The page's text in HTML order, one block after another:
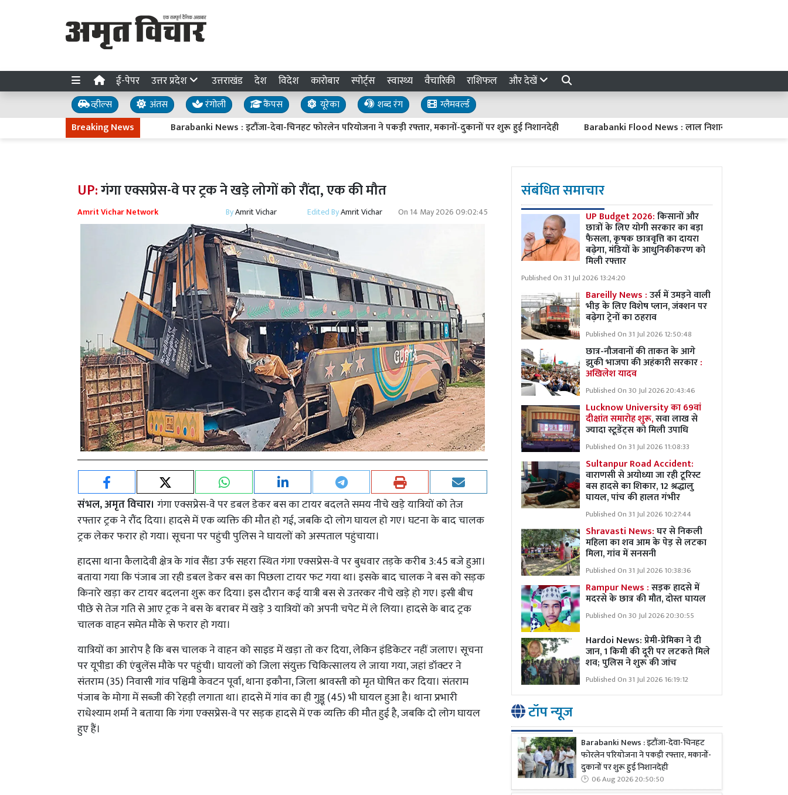
ई-पेपर उत्तर प्रदेश उत्तराखंड देश विदेश कारोबार स्पोर्ट्स स्वास्थ्य वैचारिकी राशिफल और देखें
व्हील्स अंतस रंगोली कैंपस यूरेका शब्द रंग
ग्लैमवर्ल्ड
Breaking News
Barabanki News : इटौंजा-देवा-चिनहट फोरलेन परियोजना ने पकड़ी रफ्तार, मकानों-दुकानों पर शुरू हुई निशानदेही Barabanki Flood News : लाल निशान से 14 सेमी ऊपर सरयू
UP:गंगा एक्सप्रेस-वे पर ट्रक ने खड़े लोगों को रौंदा, एक की मौत
Amrit Vichar Network ByAmrit Vichar Edited ByAmrit Vichar On 14 May 2026 09:02:45
संभल, अमृत विचार। गंगा एक्सप्रेस-वे पर डबल डेकर बस का टायर बदलते समय नीचे खड़े यात्रियों को तेज
रफ्तार ट्रक ने रौंद दिया। हादसे में एक व्यक्ति की मौत हो गई, जबकि दो लोग घायल हो गए। घटना के बाद चालक
ट्रक लेकर फरार हो गया। सूचना पर पहुंची पुलिस ने घायलों को अस्पताल पहुंचाया।
हादसा थाना कैलादेवी क्षेत्र के गांव सैंडा उर्फ सहरा स्थित गंगा एक्सप्रेस-वे पर बुधवार तड़के करीब 3:45 बजे हुआ।
बताया गया कि पंजाब जा रही डबल डेकर बस का पिछला टायर फट गया था। इसके बाद चालक ने बस को सड़क
किनारे खड़ा कर टायर बदलना शुरू कर दिया। इस दौरान कई यात्री बस से उतरकर नीचे खड़े हो गए। इसी बीच
पीछे से तेज गति से आए ट्रक ने बस के बराबर में खड़े 3 यात्रियों को अपनी चपेट में ले लिया। हादसे के बाद ट्रक
चालक वाहन समेत मौके से फरार हो गया।
यात्रियों का आरोप है कि बस चालक ने वाहन को साइड में खड़ा तो कर दिया, लेकिन इंडिकेटर नहीं जलाए। सूचना
पर यूपीडा की एंबुलेंस मौके पर पहुंची। घायलों को जिला संयुक्त चिकित्सालय ले जाया गया, जहां डॉक्टर ने
संतराम (35) निवासी गांव पश्चिमी केवटन पूर्वा, थाना इकौना, जिला श्रावस्ती को मृत घोषित कर दिया। संतराम
पंजाब के मोगा में सब्जी की रेहड़ी लगाता था। हादसे में गांव का ही गुड्डू (45) भी घायल हुआ है। थाना प्रभारी
राधेश्याम शर्मा ने बताया कि गंगा एक्सप्रेस-वे पर सड़क हादसे में एक व्यक्ति की मौत हुई है, जबकि दो लोग घायल
हुए हैं।
संबंधित समाचार
UP Budget 2026:किसानों और
छात्रों के लिए योगी सरकार का बड़ा
फैसला, कृषक छात्रवृत्ति का दायरा
बढ़ेगा, मंडियों के आधुनिकीकरण को
मिली रफ्तार
Published On 31 Jul 2026 13:24:20
Bareilly News :उर्स में उमड़ने वाली
भीड़ के लिए विशेष प्लान, जंक्शन पर
बढ़ेगा ट्रेनों का ठहराव
Published On 31 Jul 2026 12:50:48
छात्र-नौजवानों की ताकत के आगे
झुकी भाजपा की अहंकारी सरकार:
अखिलेश यादव
Published On 30 Jul 2026 20:43:46
Lucknow University का 69वां
दीक्षांत समारोह शुरू,सवा लाख से
ज्यादा स्टूडेंट्स को मिली उपाधि
Published On 31 Jul 2026 11:08:33
Sultanpur Road Accident:
वाराणसी से अयोध्या जा रही टूरिस्ट
बस हादसे का शिकार, 12 श्रद्धालु
घायल, पांच की हालत गंभीर
Published On 31 Jul 2026 10:27:44
Shravasti News:घर से निकली
महिला का शव आम के पेड़ से लटका
मिला, गांव में सनसनी
Published On 31 Jul 2026 10:38:36
Rampur News :सड़क हादसे में
मदरसे के छात्र की मौत, दोस्त घायल
Published On 30 Jul 2026 20:30:55
Hardoi News: प्रेमी-प्रेमिका ने दी
जान, 1 किमी की दूरी पर लटकते मिले
शव; पुलिस ने शुरू की जांच
Published On 31 Jul 2026 16:19:12
टॉप न्यूज
Barabanki News : इटौंजा-देवा-चिनहट
फोरलेन परियोजना ने पकड़ी रफ्तार, मकानों-
दुकानों पर शुरू हुई निशानदेही
06 Aug 2026 20:50:50